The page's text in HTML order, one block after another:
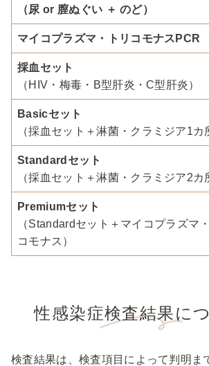
（尿 or 膣ぬぐい ＋ のど）
マイコプラズマ・トリコモナスPCR
採血セット
（HIV・梅毒・B型肝炎・C型肝炎）
Basicセット
（採血セット＋淋菌・クラミジア1カ
Standardセット
（採血セット＋淋菌・クラミジア2カ
Premiumセット
（Standardセット＋マイコプラズマ
コモナス）
性感染症検査結果に
検査結果は、検査項目によって判明ま